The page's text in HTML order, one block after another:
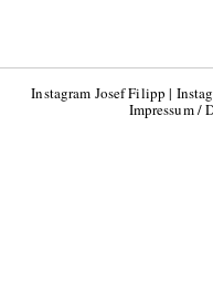
Instagram Josef Filipp |
Impressum /